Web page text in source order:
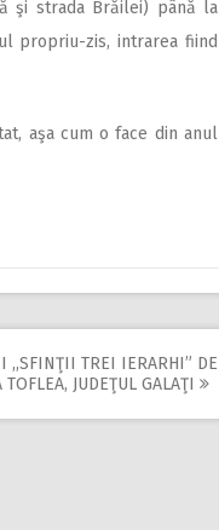
şi strada Brăilei) până la
propriu-zis, intrarea fiind
aşa cum o face din anul
,,SFINŢII TREI IERARHI” DE
TOFLEA, JUDEŢUL GALAŢI